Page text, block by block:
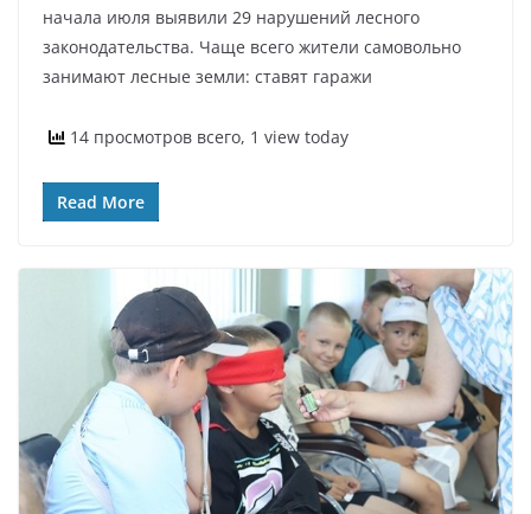
начала июля выявили 29 нарушений лесного
законодательства. Чаще всего жители самовольно
занимают лесные земли: ставят гаражи
14 просмотров всего, 1 view today
Read More